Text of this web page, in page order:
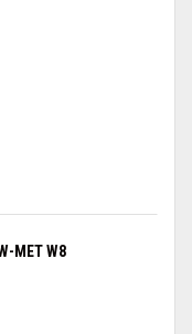
MET W8